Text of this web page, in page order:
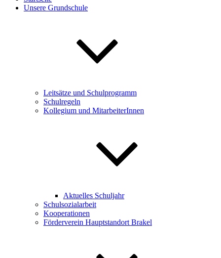
Unsere Grundschule
Leitsätze und Schulprogramm
Schulregeln
Kollegium und MitarbeiterInnen
Aktuelles Schuljahr
Schulsozialarbeit
Kooperationen
Förderverein Hauptstandort Brakel